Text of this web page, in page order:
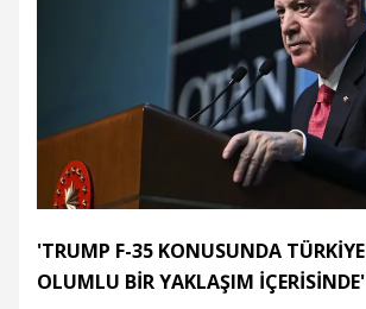
'TRUMP F-35 KONUSUNDA
OLUMLU BİR YAKLAŞIM İÇERİSİNDE'